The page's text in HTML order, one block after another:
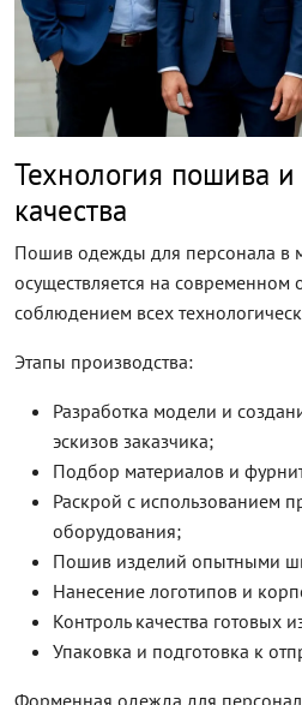
Технология пошива и
качества
Пошив одежды для персонала в
осуществляется на современном
соблюдением всех
Этапы производства:
Разработка модели и
эскизов заказчика;
Подбор материалов и
Раскрой с использованием
оборудования;
Пошив изделий опытными
Нанесение логотипов и
Контроль качества готовых
Упаковка и подготовка к